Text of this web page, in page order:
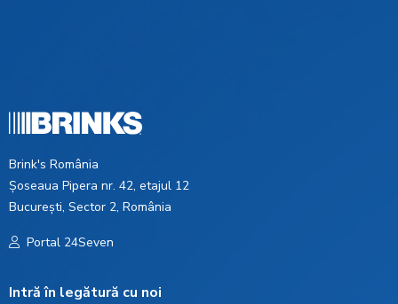
Brink's România
Șoseaua Pipera nr. 42, etajul 12
București, Sector 2, România
Portal 24Seven
Intră în legătură cu noi